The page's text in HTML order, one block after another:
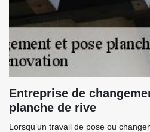
Entreprise de
planche de rive
Lorsqu’un travail de pose ou